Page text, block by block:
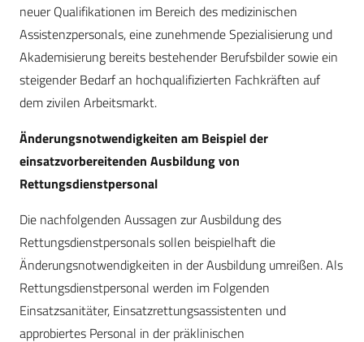
neuer Qualifikationen im Bereich des medizinischen
Assistenzpersonals, eine zunehmende Spezialisierung und
Akademisierung bereits bestehender Berufsbilder sowie ein
steigender Bedarf an hochqualifizierten Fachkräften auf
dem zivilen Arbeitsmarkt.
Änderungsnotwendigkeiten am Beispiel der
einsatzvorbereitenden Ausbildung von
Rettungsdienstpersonal
Die nachfolgenden Aussagen zur Ausbildung des
Rettungsdienstpersonals sollen beispielhaft die
Änderungsnotwendigkeiten in der Ausbildung umreißen. Als
Rettungsdienstpersonal werden im Folgenden
Einsatzsanitäter, Einsatzrettungsassistenten und
approbiertes Personal in der präklinischen